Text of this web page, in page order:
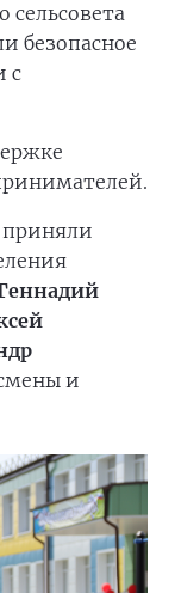
сельсовета
безопасное
с
и